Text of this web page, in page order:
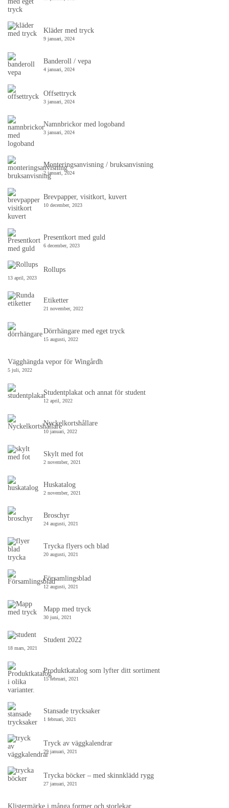
Kläder med tryck
9 januari, 2024
Banderoll / vepa
4 januari, 2024
Offsettryck
3 januari, 2024
Namnbrickor med logoband
3 januari, 2024
Monteringsanvisning / bruksanvisning
2 januari, 2024
Brevpapper, visitkort, kuvert
10 december, 2023
Presentkort med guld
6 december, 2023
Rollups
13 april, 2023
Etiketter
21 november, 2022
Dörrhängare med eget tryck
15 augusti, 2022
Vägghängda vepor för Wingårdh
5 juli, 2022
Studentplakat och annat för student
12 april, 2022
Nyckelkortshållare
10 januari, 2022
Skylt med fot
2 november, 2021
Huskatalog
2 november, 2021
Broschyr
24 augusti, 2021
Trycka flyers och blad
20 augusti, 2021
Församlingsblad
12 augusti, 2021
Mapp med tryck
30 juni, 2021
Student 2022
18 mars, 2021
Produktkatalog som lyfter ditt sortiment
15 februari, 2021
Stansade trycksaker
1 februari, 2021
Tryck av väggkalendrar
29 januari, 2021
Trycka böcker – med skinnklädd rygg
27 januari, 2021
Klistermärke i många former och storlekar